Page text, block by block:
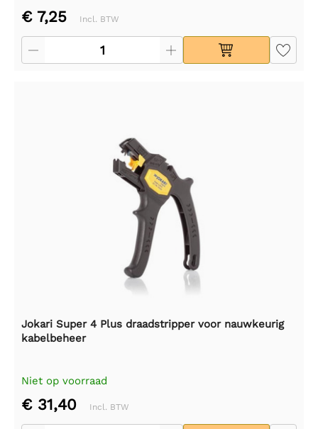
€ 7,25 Incl. BTW
Jokari Super 4 Plus draadstripper voor nauwkeurig
kabelbeheer
Niet op voorraad
€ 31,40 Incl. BTW